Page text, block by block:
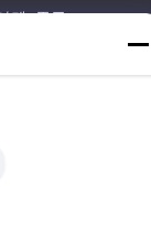
멘, 중국